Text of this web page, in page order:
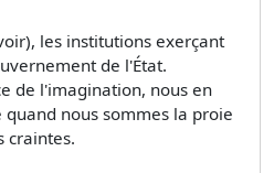
les institutions exerçant
de l'État.
de l'imagination, nous en
nous sommes la proie
craintes.